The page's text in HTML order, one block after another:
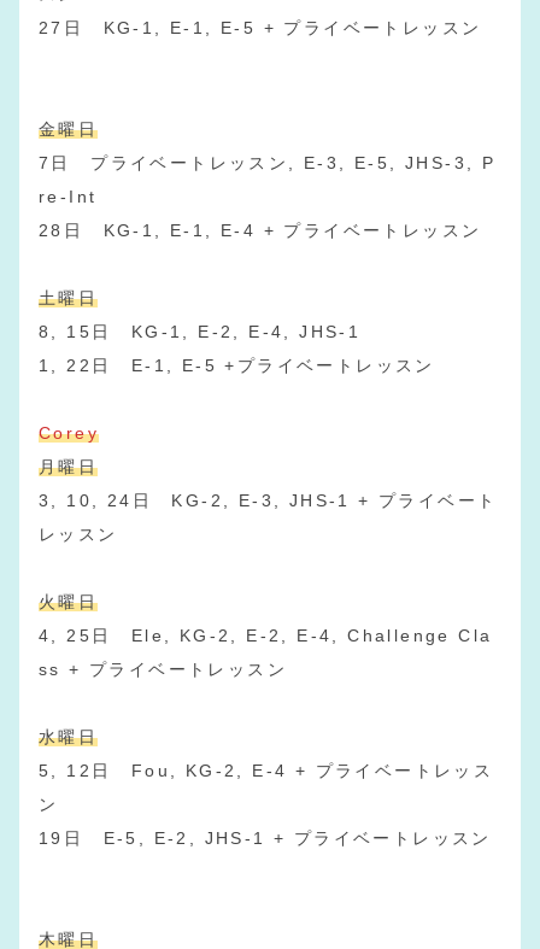
27日 KG-1, E-1, E-5 + プライベートレッスン
金曜日
7日 プライベートレッスン, E-3, E-5, JHS-3, P
re-Int
28日 KG-1, E-1, E-4 + プライベートレッスン
土曜日
8, 15日 KG-1, E-2, E-4, JHS-1
1, 22日 E-1, E-5 +プライベートレッスン
Corey
月曜日
3, 10, 24日 KG-2, E-3, JHS-1 + プライベート
レッスン
火曜日
4, 25日 Ele, KG-2, E-2, E-4, Challenge Cla
ss + プライベートレッスン
水曜日
5, 12日 Fou, KG-2, E-4 + プライベートレッス
ン
19日 E-5, E-2, JHS-1 + プライベートレッスン
木曜日